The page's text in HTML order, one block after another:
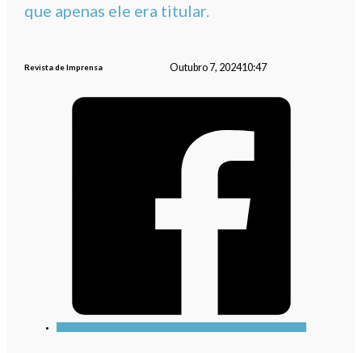
que apenas ele era titular.
Revista de Imprensa Outubro 7, 202410:47